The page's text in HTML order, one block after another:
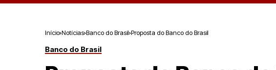
Início Notícias Banco do Brasil Proposta do Banco do Brasil
Banco do Brasil